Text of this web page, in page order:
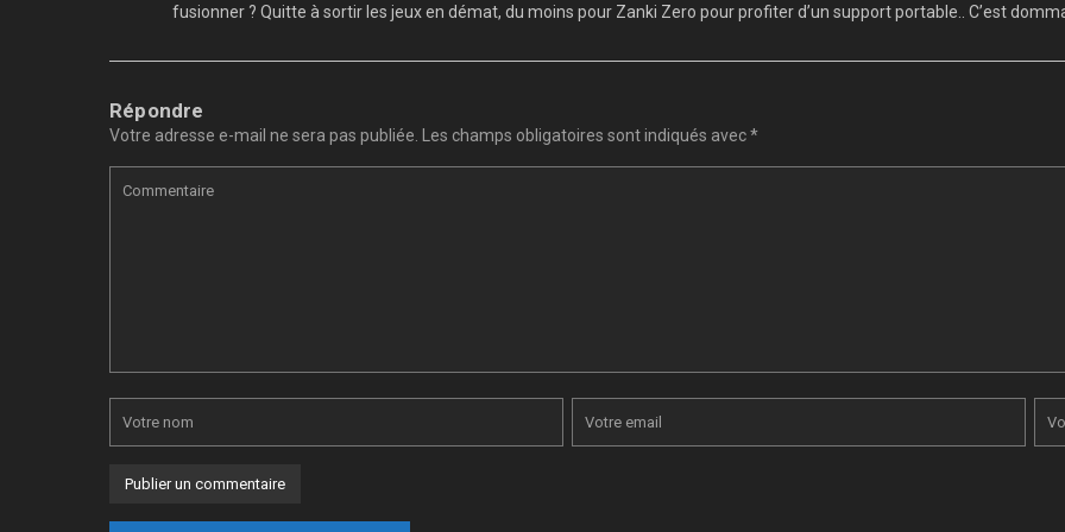
fusionner ? Quitte à sortir les jeux en démat, du moins pour Zanki Zero pour profiter d’un support portable.. C’est
Répondre
Votre adresse e-mail ne sera pas publiée. Les champs obligatoires sont indiqués avec*